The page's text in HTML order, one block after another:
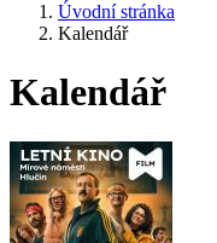
Úvodní stránka
Kalendář
Kalendář